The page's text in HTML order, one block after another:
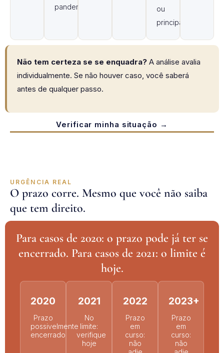
pandemia.
ou
principal.
Não tem certeza se se enquadra? A análise avalia
individualmente. Se não houver caso, você saberá
antes de qualquer passo.
Verificar minha situação →
URGÊNCIA REAL
O prazo corre. Mesmo que você não saiba
que tem direito.
Para casos de 2020: o prazo pode já ter se
encerrado. Para casos de 2021: o limite é
hoje.
2020
Prazo
possivelmente
encerrado
2021
No
limite:
verifique
hoje
2022
Prazo
em
curso:
não
2023+
Prazo
em
curso:
não